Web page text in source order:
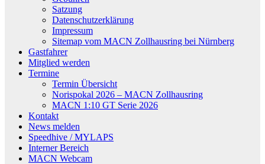
Satzung
Datenschutzerklärung
Impressum
Sitemap vom MACN Zollhausring bei Nürnberg
Gastfahrer
Mitglied werden
Termine
Termin Übersicht
Norispokal 2026 – MACN Zollhausring
MACN 1:10 GT Serie 2026
Kontakt
News melden
Speedhive / MYLAPS
Interner Bereich
MACN Webcam